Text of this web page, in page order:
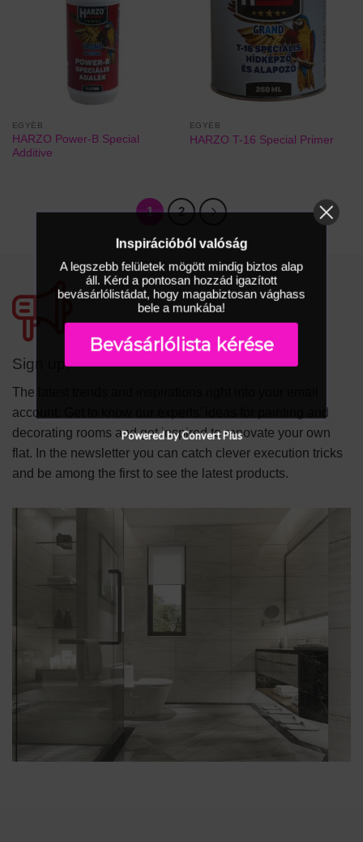
EGYÉB
HARZO Power-B Special
Additive
EGYÉB
HARZO T-16 Special Primer
1 2
Sign up!
The latest trends and inspirations right into your email
account. Get to know our experts' ideas for painting and
decorating rooms and get inspired to renovate your own
flat. In the newsletter you can catch clever execution tricks
and be among the first to see the latest products.
Inspirációból valóság
A legszebb felületek mögött mindig biztos alap
áll. Kérd a pontosan hozzád igazított
bevásárlólistádat, hogy magabiztosan vághass
bele a munkába!
Bevásárlólista kérése
Powered by Convert Plus